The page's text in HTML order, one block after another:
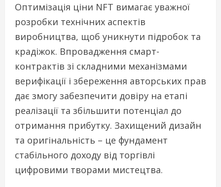
Оптимізація ціни NFT вимагає уважної
розробки технічних аспектів
виробництва, щоб уникнути підробок та
крадіжок. Впровадження смарт-
контрактів зі складними механізмами
верифікації і збереження авторських прав
дає змогу забезпечити довіру на етапі
реалізації та збільшити потенціал до
отримання прибутку. Захищений дизайн
та оригінальність – це фундамент
стабільного доходу від торгівлі
цифровими творами мистецтва.